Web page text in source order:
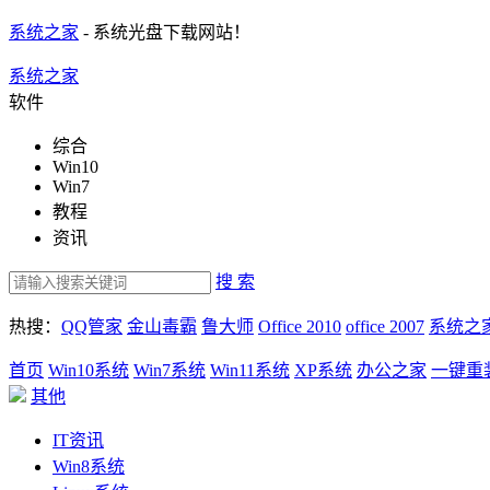
系统之家 - 系统光盘下载网站！
系统之家
软件
综合
Win10
Win7
教程
资讯
搜 索
热搜： QQ管家 金山毒霸 鲁大师 Office 2010 office 2007 系统之
首页 Win10系统 Win7系统 Win11系统 XP系统 办公之家 一键重
其他
IT资讯
Win8系统